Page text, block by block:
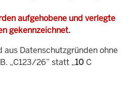
aufgehobene und verlegte
gekennzeichnet.
aus Datenschutzgründen ohne
„C123/26” statt „10 C